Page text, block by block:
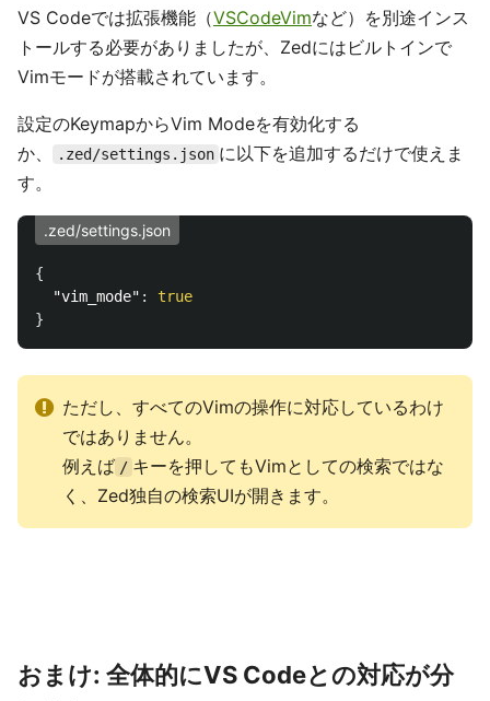
VS Codeでは拡張機能（VSCodeVimなど）を別途インス
トールする必要がありましたが、Zedにはビルトインで
Vimモードが搭載されています。
設定のKeymapからVim Modeを有効化する
か、
.zed/settings.json に以下を追加するだけで使えま
す。
.zed/settings.json
{
"vim_mode" :
true
}
ただし、すべてのVimの操作に対応しているわけ
ではありません。
例えば / キーを押してもVimとしての検索ではな
く、Zed独自の検索UIが開きます。
おまけ: 全体的にVS Codeとの対応が分